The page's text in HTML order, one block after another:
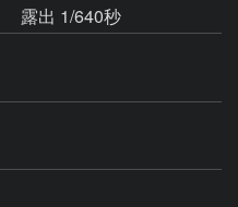
露出 1/640秒